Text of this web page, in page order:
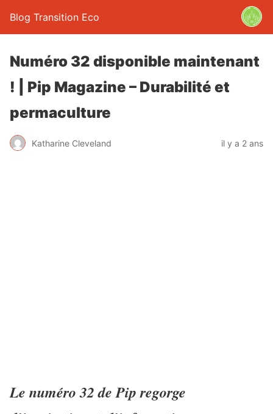
Blog Transition Eco
Numéro 32 disponible maintenant
! | Pip Magazine – Durabilité et
permaculture
Katharine Cleveland il y a 2 ans
Le numéro 32 de Pip regorge